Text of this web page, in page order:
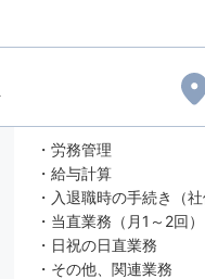
・労務管理
・給与計算
・入退職時の手続き（社
・当直業務（月1～2回）
・日祝の日直業務
・その他、関連業務